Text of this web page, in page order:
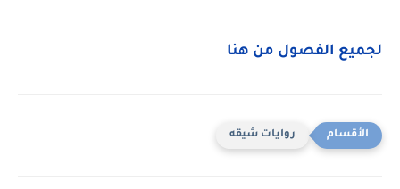
لجميع الفصول من هنا
روايات شيقه